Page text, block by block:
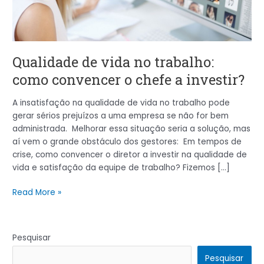
Qualidade de vida no trabalho:
como convencer o chefe a investir?
A insatisfação na qualidade de vida no trabalho pode
gerar sérios prejuízos a uma empresa se não for bem
administrada. Melhorar essa situação seria a solução, mas
aí vem o grande obstáculo dos gestores: Em tempos de
crise, como convencer o diretor a investir na qualidade de
vida e satisfação da equipe de trabalho? Fizemos […]
convencer
o
chefe
investir?
Read More »
Pesquisar
Pesquisar